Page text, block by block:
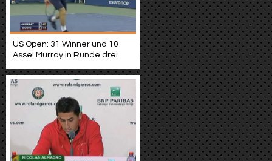
US Open: 31 Winner und 10
Asse! Murray in Runde drei